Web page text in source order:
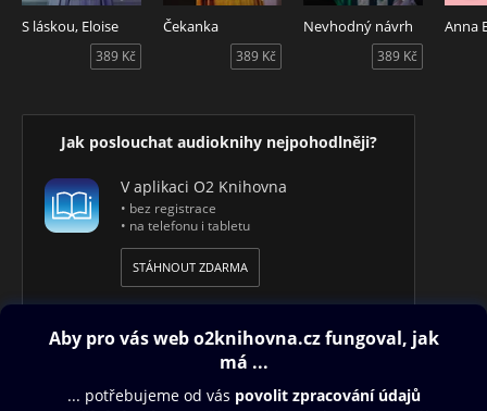
S láskou, Eloise
389 Kč
Čekanka
389 Kč
Nevhodný návrh
389 Kč
Anna
Jak poslouchat audioknihy nejpohodlněji?
V aplikaci O2 Knihovna
• bez registrace
• na telefonu i tabletu
STÁHNOUT ZDARMA
Obsah ke stažení